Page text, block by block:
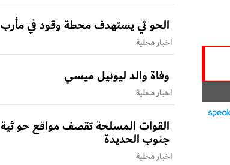
الحو ثي يستهدف محطة وقود في مأرب
اخبار محلية
وفاة والد ليونيل ميسي
اخبار محلية
القوات المسلحة تقصف مواقع حو ثية
جنوب الحديدة
اخبار محلية